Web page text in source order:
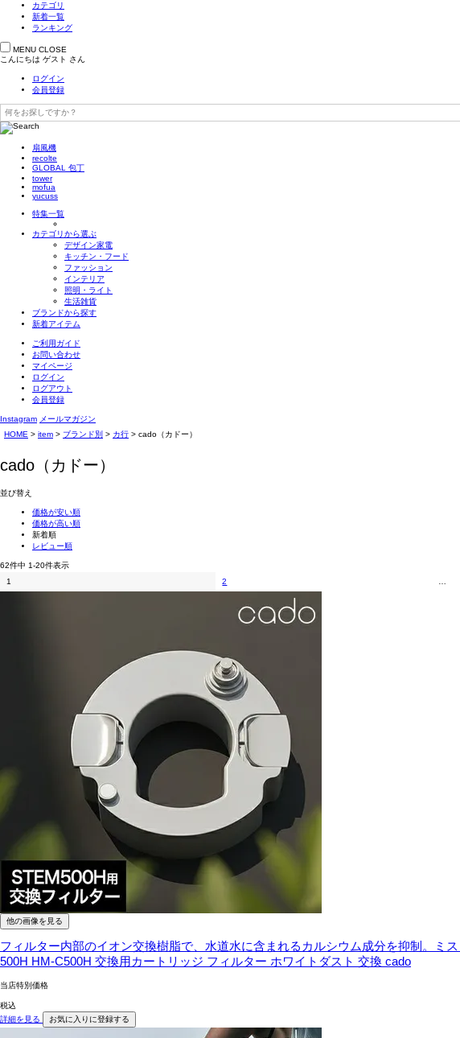
カテゴリ
新着一覧
ランキング
MENU CLOSE
こんにちは ゲスト さん
ログイン
会員登録
扇風機
recolte
GLOBAL 包丁
tower
mofua
yucuss
特集一覧
カテゴリから選ぶ
デザイン家電
キッチン・フード
ファッション
インテリア
照明・ライト
生活雑貨
ブランドから探す
新着アイテム
ご利用ガイド
お問い合わせ
マイページ
ログイン
ログアウト
会員登録
Instagram メールマガジン
HOME
item ブランド別 カ行 cado（カドー）
cado（カドー）
並び替え
価格が安い順
価格が高い順
新着順
レビュー順
62件中 1-20件表示
1
2
他の画像を見る
フィルター内部のイオン交換樹脂で、水道水に含まれるカルシウム成分を抑制。ミ
500H HM-C500H 交換用カートリッジ フィルター ホワイトダスト 交換 cado
当店特別価格
税込
詳細を見る
お気に入りに登録する